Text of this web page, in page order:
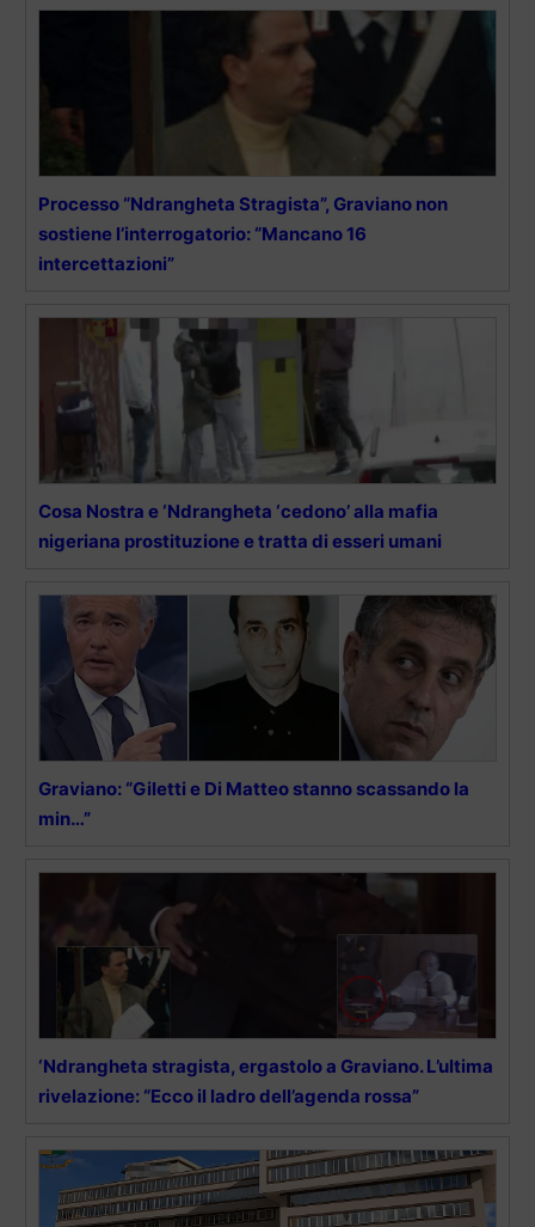
Processo “Ndrangheta Stragista”, Graviano non
sostiene l’interrogatorio: “Mancano 16
intercettazioni”
Cosa Nostra e ‘Ndrangheta ‘cedono’ alla mafia
nigeriana prostituzione e tratta di esseri umani
Graviano: “Giletti e Di Matteo stanno scassando la
min…”
‘Ndrangheta stragista, ergastolo a Graviano. L’ultima
rivelazione: “Ecco il ladro dell’agenda rossa”